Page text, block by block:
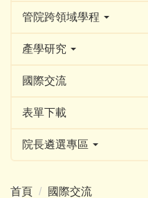
管院跨領域學程
產學研究
國際交流
表單下載
院長遴選專區
首頁 國際交流